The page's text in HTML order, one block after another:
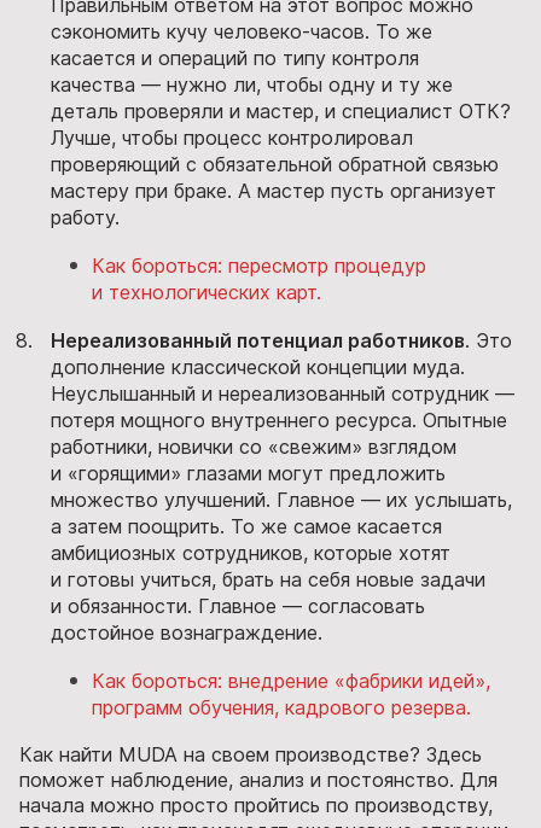
сэкономить кучу человеко-часов. То же
касается и операций по типу контроля
качества — нужно ли, чтобы одну и ту же
деталь проверяли и мастер, и специалист ОТК?
Лучше, чтобы процесс контролировал
проверяющий с обязательной обратной связью
мастеру при браке. А мастер пусть организует
работу.
Как бороться: пересмотр процедур
и технологических карт.
Нереализованный потенциал работников. Это
дополнение классической концепции муда.
Неуслышанный и нереализованный сотрудник —
потеря мощного внутреннего ресурса. Опытные
работники, новички со «свежим» взглядом
и «горящими» глазами могут предложить
множество улучшений. Главное — их услышать,
а затем поощрить. То же самое касается
амбициозных сотрудников, которые хотят
и готовы учиться, брать на себя новые задачи
и обязанности. Главное — согласовать
достойное вознаграждение.
Как бороться: внедрение «фабрики идей»,
программ обучения, кадрового резерва.
Как найти MUDA на своем производстве? Здесь
поможет наблюдение, анализ и постоянство. Для
начала можно просто пройтись по производству,